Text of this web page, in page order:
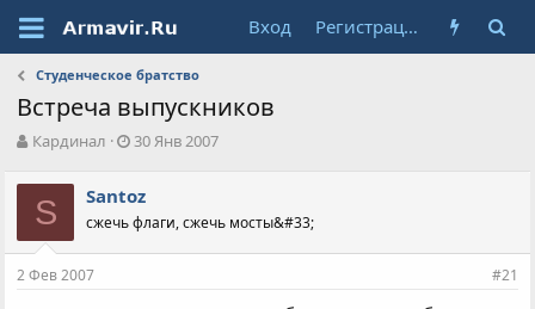
Вход Регистрация
Студенческое братство
Встреча выпускников
А
т
о
р
т
е
Кардинал
Д
а
н
30 Янв 2007
S Santoz
сжечь флаги, сжечь мосты&#33;
2 Фев 2007 #21